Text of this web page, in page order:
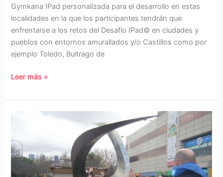
Gymkana IPad personalizada para el desarrollo en estas
localidades en la que los participantes tendrán que
enfrentarse a los retos del Desafío IPad© en ciudades y
pueblos con entornos amurallados y/o Castillos como por
ejemplo Toledo, Buitrago de
Desafío
Medieval:
Actividad
en
Toledo,
Buitrago,
Leer más »